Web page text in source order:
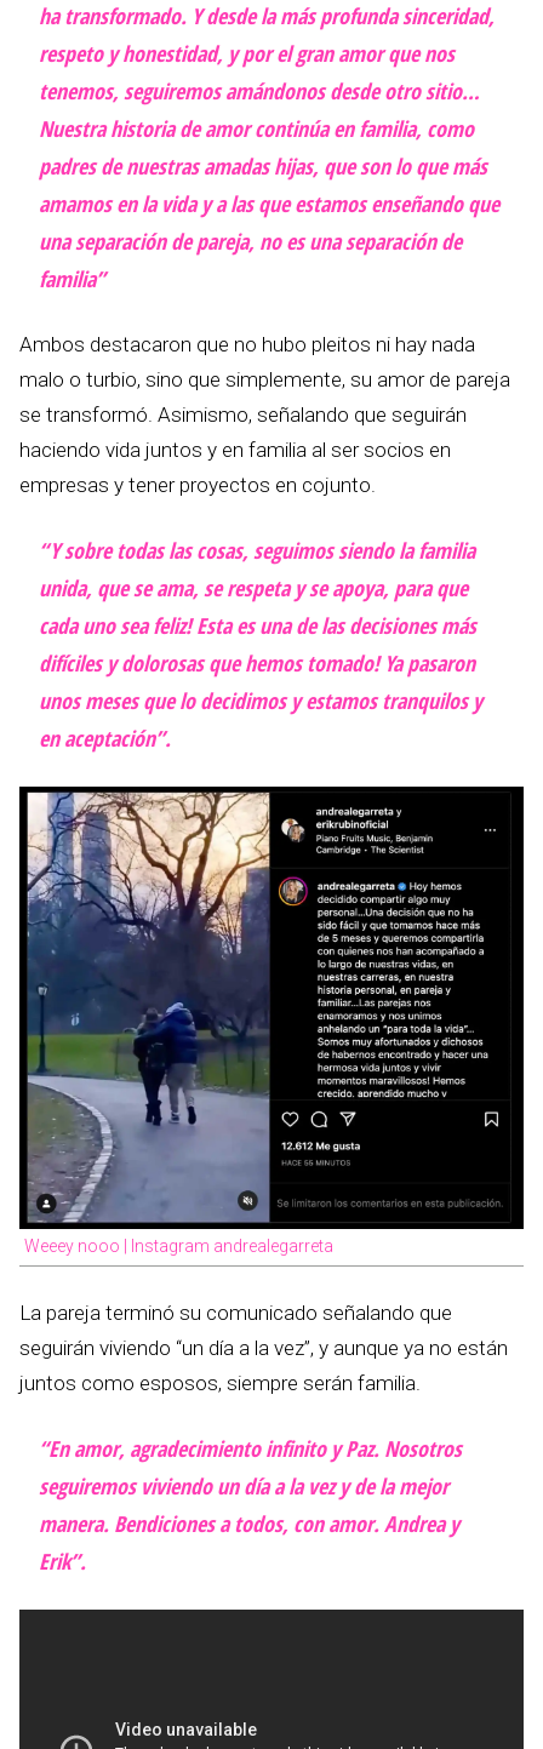
ha transformado. Y desde la más profunda sinceridad,
respeto y honestidad, y por el gran amor que nos
tenemos, seguiremos amándonos desde otro sitio…
Nuestra historia de amor continúa en familia, como
padres de nuestras amadas hijas, que son lo que más
amamos en la vida y a las que estamos enseñando que
una separación de pareja, no es una separación de
familia”
Ambos destacaron que no hubo pleitos ni hay nada
malo o turbio, sino que simplemente, su amor de pareja
se transformó. Asimismo, señalando que seguirán
haciendo vida juntos y en familia al ser socios en
empresas y tener proyectos en cojunto.
“Y sobre todas las cosas, seguimos siendo la familia
unida, que se ama, se respeta y se apoya, para que
cada uno sea feliz! Esta es una de las decisiones más
difíciles y dolorosas que hemos tomado! Ya pasaron
unos meses que lo decidimos y estamos tranquilos y
en aceptación”.
Weeey nooo | Instagram andrealegarreta
La pareja terminó su comunicado señalando que
seguirán viviendo “un día a la vez”, y aunque ya no están
juntos como esposos, siempre serán familia.
“En amor, agradecimiento infinito y Paz. Nosotros
seguiremos viviendo un día a la vez y de la mejor
manera. Bendiciones a todos, con amor. Andrea y
Erik”.